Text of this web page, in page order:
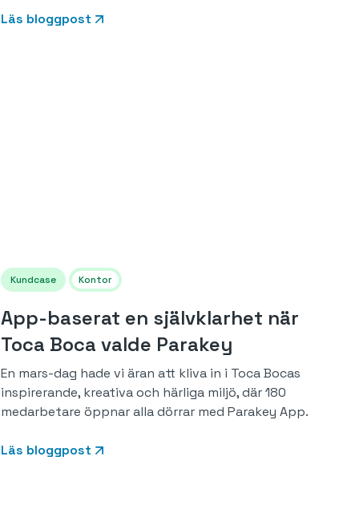
Läs bloggpost
Kundcase Kontor
App-baserat en självklarhet när
Toca Boca valde Parakey
En mars-dag hade vi äran att kliva in i Toca Bocas
inspirerande, kreativa och härliga miljö, där 180
medarbetare öppnar alla dörrar med Parakey App.
Läs bloggpost